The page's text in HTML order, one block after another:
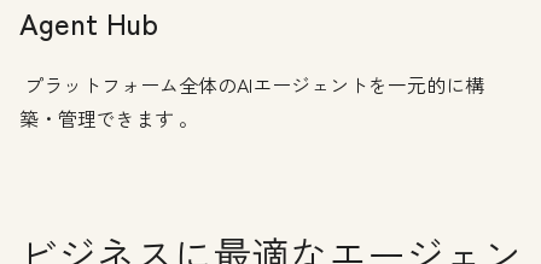
Agent Hub
プラットフォーム全体のAIエージェントを一元的に構
築・管理できます 。